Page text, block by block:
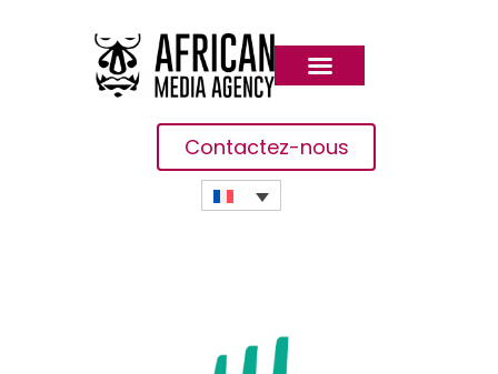
Contactez-nous